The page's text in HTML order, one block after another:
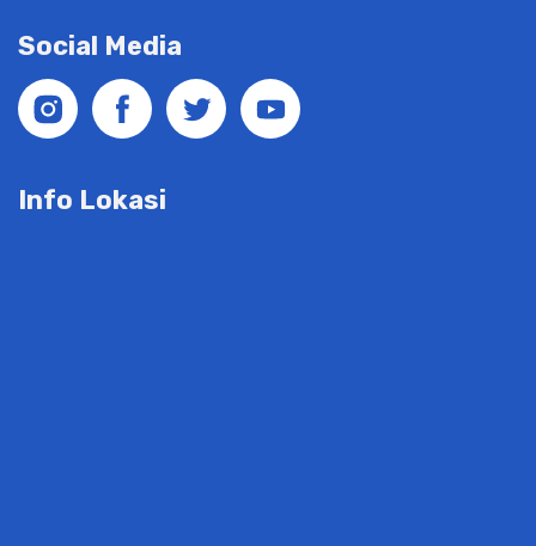
Social Media
Info Lokasi